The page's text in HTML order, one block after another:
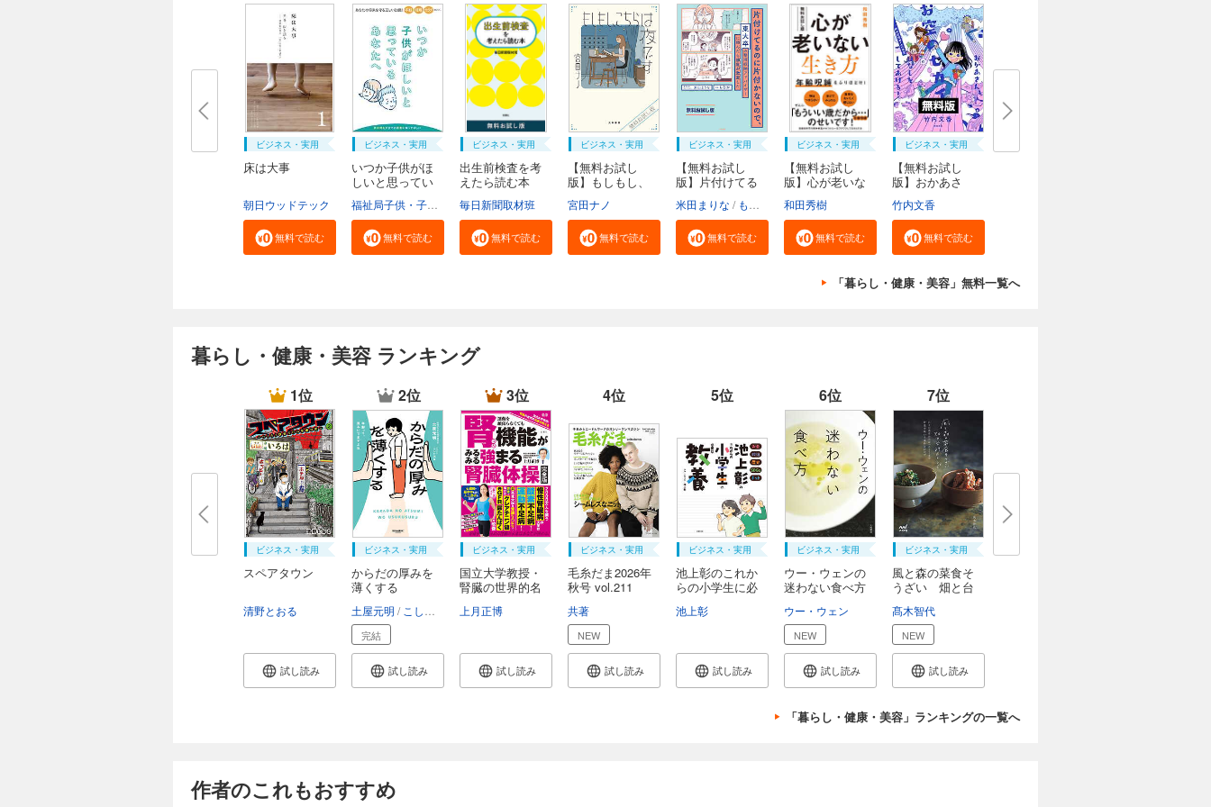
ビジネス・実用
床は大事
朝日ウッドテック
無料で読む
ビジネス・実用
いつか子供がほ
しいと思ってい
東京都
無料で読む
ビジネス・実用
出生前検査を考
えたら読む本
毎日新聞取材班
無料で読む
ビジネス・実用
【無料お試し
版】もしもし、
宮田ナノ
無料で読む
ビジネス・実用
【無料お試し
版】片付けてる
米田まりな もなか
無料で読む
ビジネス・実用
【無料お試し
版】心が老いな
和田秀樹
無料で読む
ビジネス・実用
【無料お試し
版】おかあさ
竹内文香
無料で読む
「暮らし・健康・美容」無料一覧へ
暮らし・健康・美容 ランキング
1位
ビジネス・実用
スペアタウン
清野とおる
試し読み
2位
ビジネス・実用
からだの厚みを
薄くする
土屋元明 こしいみほ
完結
試し読み
3位
ビジネス・実用
国立大学教授・
腎臓の世界的名
上月正博
試し読み
4位
ビジネス・実用
毛糸だま2026年
秋号 vol.211
共著
NEW
試し読み
5位
ビジネス・実用
池上彰のこれか
らの小学生に必
池上彰
試し読み
6位
ビジネス・実用
ウー・ウェンの
迷わない食べ方
ウー・ウェン
NEW
試し読み
7位
ビジネス・実用
風と森の菜食そ
うざい 畑と台
髙木智代
NEW
試し読み
「暮らし・健康・美容」ランキングの一覧へ
作者のこれもおすすめ